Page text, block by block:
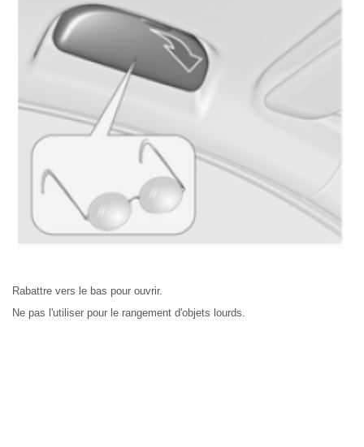
Rabattre vers le bas pour ouvrir.
Ne pas l'utiliser pour le rangement d'objets lourds.